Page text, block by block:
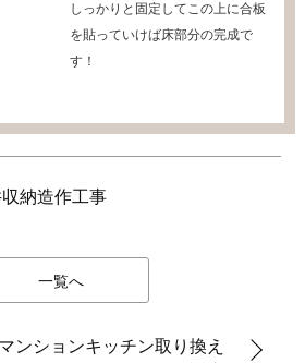
しっかりと固定してこの上に合板
を貼っていけば床部分の完成で
す！
納造作工事
一覧へ
ンションキッチン取り換え